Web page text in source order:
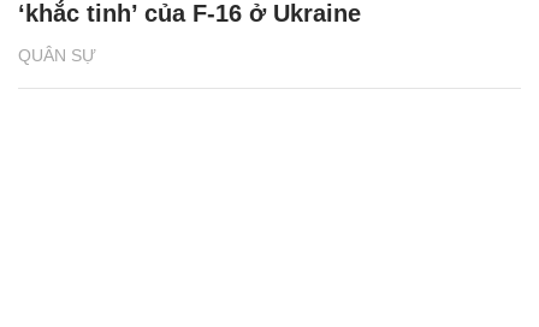
QUÂN SỰ
‘khắc tinh’ của F-16 ở Ukraine